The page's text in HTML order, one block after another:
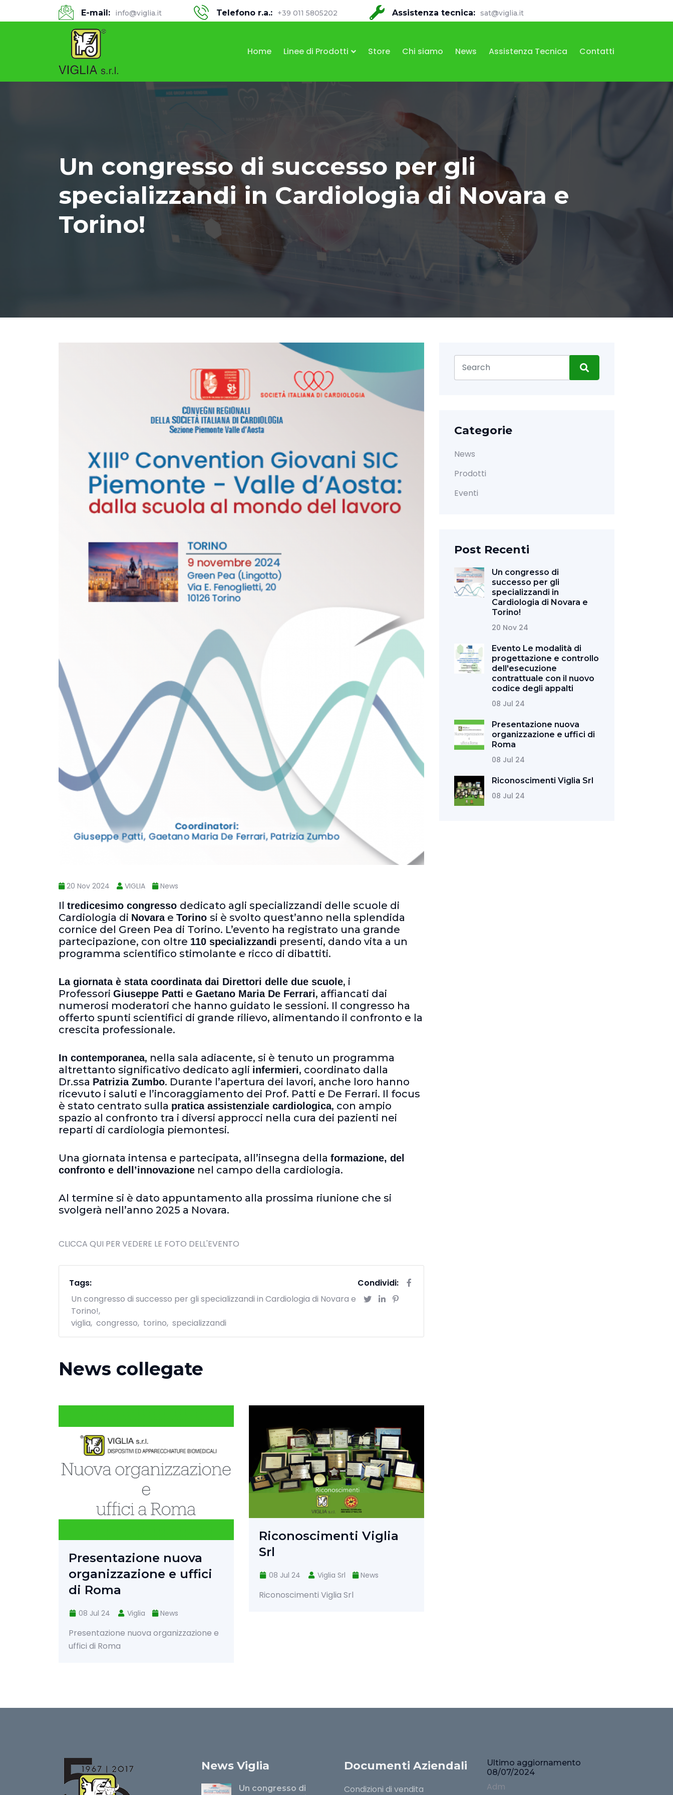
E-mail: info@viglia.it Telefono r.a.: +39 011 5805202 Assistenza tecnica: sat@viglia.it
Home Linee di Prodotti Store Chi siamo News Assistenza Tecnica Contatti
Un congresso di successo per gli
specializzandi in Cardiologia di Novara e
Torino!
20 Nov 2024 VIGLIA News
Il tredicesimo congresso dedicato agli specializzandi delle scuole di
Cardiologia di Novarae Torino si è svolto quest’anno nella splendida
cornice del Green Pea di Torino. L’evento ha registrato una grande
partecipazione, con oltre 110 specializzandi presenti, dando vita a un
programma scientifico stimolante e ricco di dibattiti.
La giornata è stata coordinata dai Direttori delle due scuole, i
Professori Giuseppe Patti e Gaetano Maria De Ferrari, affiancati dai
numerosi moderatori che hanno guidato le sessioni. Il congresso ha
offerto spunti scientifici di grande rilievo, alimentando il confronto e la
crescita professionale.
In contemporanea, nella sala adiacente, si è tenuto un programma
altrettanto significativo dedicato agli infermieri, coordinato dalla
Dr.ssa Patrizia Zumbo. Durante l’apertura dei lavori, anche loro hanno
ricevuto i saluti e l’incoraggiamento dei Prof. Patti e De Ferrari. Il focus
è stato centrato sulla pratica assistenziale cardiologica, con ampio
spazio al confronto tra i diversi approcci nella cura dei pazienti nei
reparti di cardiologia piemontesi.
Una giornata intensa e partecipata, all’insegna della formazione, del
confronto e dell’innovazione nel campo della cardiologia.
Al termine si è dato appuntamento alla prossima riunione che si
svolgerà nell’anno 2025 a Novara.
CLICCA QUI PER VEDERE LE FOTO DELL'EVENTO
Tags:
Un congresso di successo per gli specializzandi in Cardiologia di Novara e
Torino!
viglia congresso torino specializzandi
Condividi:
News collegate
nuova
e uffici
organizzazione e
Riconoscimenti Viglia
Srl
08 Jul 24 Viglia Srl
2015 -Viglia Srl
08 Jul 24 Viglia Srl
Certificazione iso 9001-2015 -Viglia Srl
Categorie
News
Prodotti
Eventi
Post Recenti
Un congresso di
successo per gli
specializzandi in
Cardiologia di Novara e
Torino!
20 Nov 24
Evento Le modalità di
progettazione e controllo
dell'esecuzione
contrattuale con il nuovo
codice degli appalti
08 Jul 24
Presentazione nuova
organizzazione e uffici di
Roma
08 Jul 24
Riconoscimenti Viglia Srl
08 Jul 24
News Viglia
Un congresso di
Documenti Aziendali
Condizioni di vendita
Ultimo aggiornamento
08/07/2024
Adm